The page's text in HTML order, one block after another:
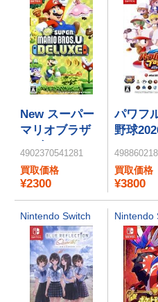
New スーパー
マリオブラザ
ーズ U デラッ
クス
4902370541281
買取価格
¥2300
パワフ
野球
買取価格
¥3800
Nintendo Switch Nintendo